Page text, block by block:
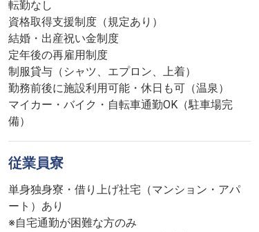
転勤なし
資格取得支援制度（規定あり）
結婚・出産祝い金制度
定年後の再雇用制度
制服貸与（シャツ、エプロン、上着）
勤務前後に施設利用可能・休日も可（温泉）
マイカー・バイク・自転車通勤OK（駐車場完
備）
従業員寮
単身独身寮・借り上げ社宅（マンション・アパ
ート）あり
※自宅通勤が困難な方のみ